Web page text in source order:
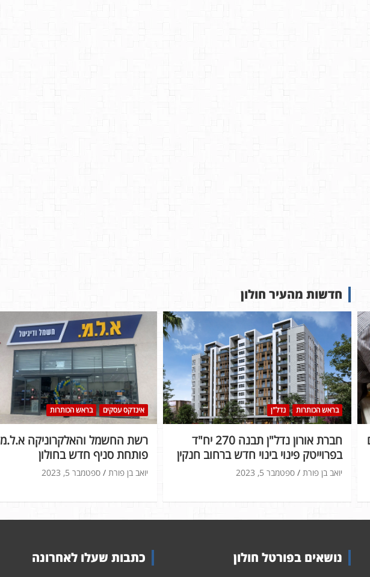
חדשות מהעיר חולון
אינדקס עסקים בראש הכותרות
רשת החשמל והאלקרוניקה א.ל.מ
פותחת סניף חדש בחולון
ספטמבר 5, 2023 יואב בן פורת
בראש הכותרות נדל"ן
חברת אורון נדל"ן תבנה 270 יח"ד
בפרוייטק פינוי בינוי חדש ברחוב חנקין
ספטמבר 5, 2023 יואב בן פורת
נושאים בפורטל חולון כתבות שעלו לאחרונה